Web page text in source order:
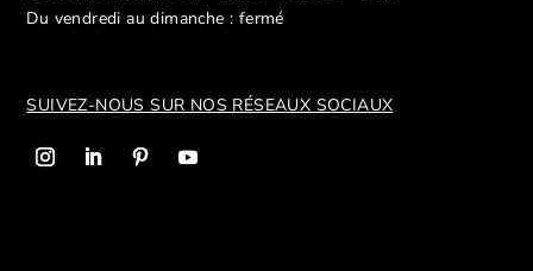
Du vendredi au dimanche : fermé
SUIVEZ-NOUS SUR NOS RÉSEAUX SOCIAUX